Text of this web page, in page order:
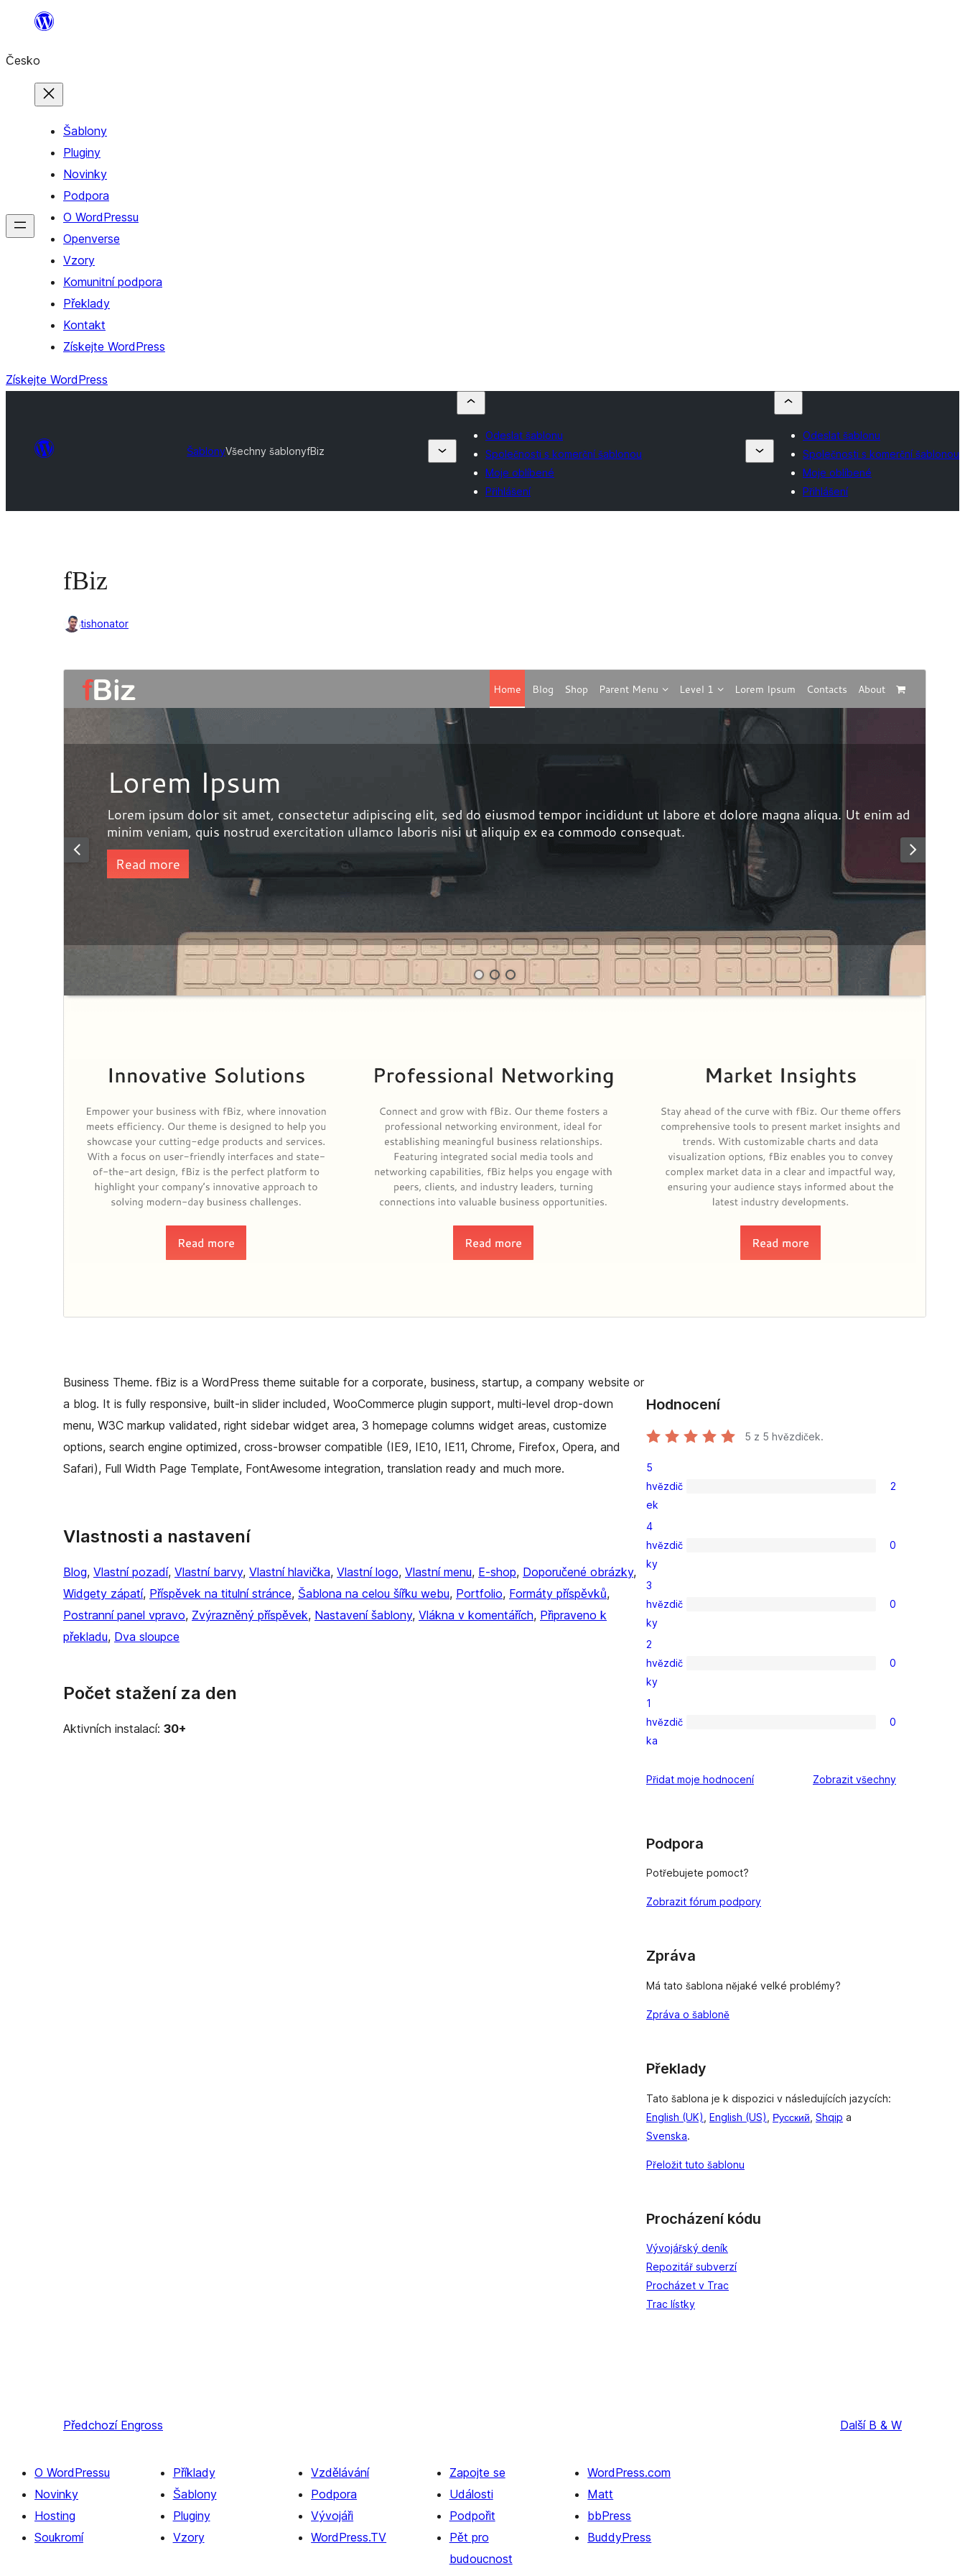
Přeskočit
obsah
Česko
Šablony
Pluginy
Novinky
Podpora
O WordPressu
Openverse
Vzory
Komunitní podpora
Překlady
Kontakt
Získejte WordPress
Získejte WordPress
ŠablonyVšechny šablonyfBiz
Odeslat šablonu
Společnosti s komerční šablonou
Moje oblíbené
Přihlášení
Odeslat šablonu
Společnosti s komerční šablonou
Moje oblíbené
Přihlášení
fBiz
tishonator
Verze
1.6.3
Poslední aktualizace
30+
Domovská stránka šablony
Business Theme. fBiz is a WordPress theme suitable for a corporate, business, startup, a company website or
a blog. It is fully responsive, built-in slider included, WooCommerce plugin support, multi-level drop-down
menu, W3C markup validated, right sidebar widget area, 3 homepage columns widget areas, customize
options, search engine optimized, cross-browser compatible (IE9, IE10, IE11, Chrome, Firefox, Opera, and
Safari), Full Width Page Template, FontAwesome integration, translation ready and much more.
Vlastnosti a nastavení
Blog, Vlastní pozadí, Vlastní barvy, Vlastní hlavička, Vlastní logo, Vlastní menu, E-shop, Doporučené obrázky
Widgety zápatí, Příspěvek na titulní stránce, Šablona na celou šířku webu, Portfolio, Formáty příspěvků
Postranní panel vpravo, Zvýrazněný příspěvek, Nastavení šablony, Vlákna v komentářích, Připraveno k
překladu, Dva sloupce
Počet stažení za den
Aktivních instalací: 30+
Hodnocení
5 z 5 hvězdiček.
2
5hvězdičkové
hodnocení
5
hvězdič
ek
2
0
4hvězdičkové
hodnocení
4
hvězdič
ky
0
0
3hvězdičkové
hodnocení
3
hvězdič
ky
0
0
2hvězdičkové
hodnocení
2
hvězdič
ky
0
0
1hvězdičkové
1
hvězdič
ka
0
Přidat moje hodnocení Zobrazit všechnyrecenze
Podpora
Potřebujete pomoct?
Zobrazit fórum podpory
Zpráva
Má tato šablona nějaké velké problémy?
Zpráva o šabloně
Překlady
Tato šablona je k dispozici v následujících jazycích:
English (UK) English (US) Русский Shqip a
Svenska.
Přeložit tuto šablonu
Procházení kódu
Vývojářský deník
Repozitář subverzí
Procházet v Trac
Trac lístky
Předchozí Engross Další B & W
O WordPressu
Novinky
Hosting
Soukromí
Příklady
Šablony
Pluginy
Vzory
Vzdělávání
Podpora
Vývojáři
WordPress.TV
Zapojte se
Události
Podpořit
Pět pro
budoucnost
WordPress.com
Matt
bbPress
BuddyPress